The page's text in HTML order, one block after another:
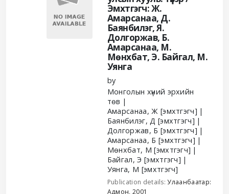
Эмхтгэгч: Ж.
Амарсанаа, Д.
Баянбилэг, Я.
Долгоржав, Б.
Амарсанаа, М.
Мөнхбат, Э. Байгал, М.
Уянга
by
Монголын хүний эрхийн
төв
Амарсанаа, Ж [эмхтгэгч]
Баянбилэг, Д [эмхтгэгч]
Долгоржав, Б [эмхтгэгч]
Амарсанаа, Б [эмхтгэгч]
Мөнхбат, М [эмхтгэгч]
Байгал, Э [эмхтгэгч]
Уянга, М [эмхтгэгч]
Publication details:Улаанбаатар:
Адмон, 2001